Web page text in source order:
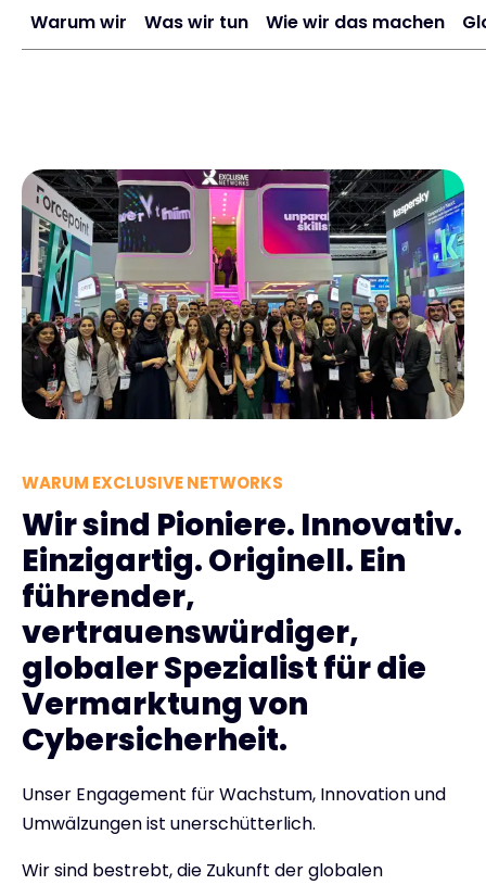
Warum wir Was wir tun Wie wir das machen
WARUM EXCLUSIVE NETWORKS
Wir sind Pioniere. Innovativ.
Einzigartig. Originell. Ein
führender,
vertrauenswürdiger,
globaler Spezialist für die
Vermarktung von
Cybersicherheit.
Unser Engagement für Wachstum, Innovation und
Umwälzungen ist unerschütterlich.
Wir sind bestrebt, die Zukunft der globalen